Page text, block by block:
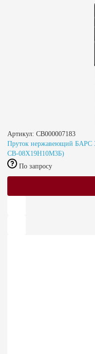
Артикул: СВ000007183
Пруток нержавеющий БАРС
СВ-08Х19Н10М3Б)
По запросу